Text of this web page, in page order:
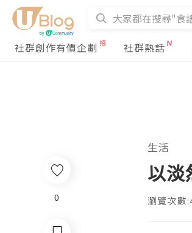
社群創作有價企劃
社群熱話
生活
以淡
瀏覽次數
0